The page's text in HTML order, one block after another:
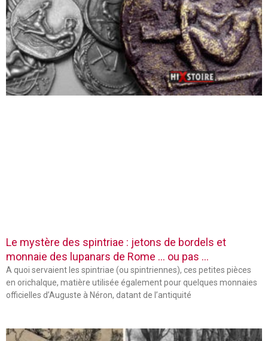
Le mystère des spintriae : jetons de bordels et
monnaie des lupanars de Rome … ou pas …
A quoi servaient les spintriae (ou spintriennes), ces petites pièces
en orichalque, matière utilisée également pour quelques monnaies
officielles d’Auguste à Néron, datant de l’antiquité